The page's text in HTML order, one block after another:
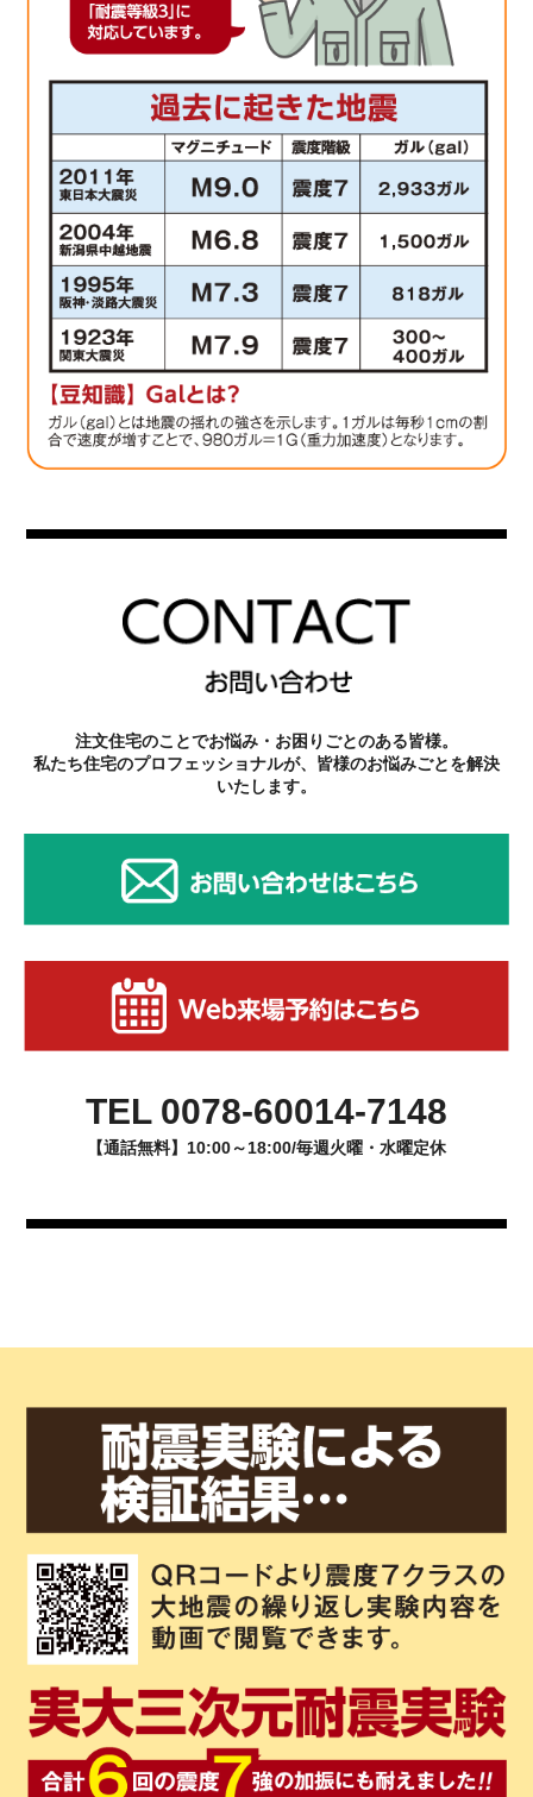
注文住宅のことでお悩み・お困りごとのある皆様。
私たち住宅のプロフェッショナルが、皆様のお悩みごとを解決
いたします。
TEL 0078-60014-7148
【通話無料】10:00～18:00/毎週火曜・水曜定休